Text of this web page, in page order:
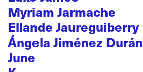
Myriam Jarmache
Ellande Jaureguiberry
Ángela Jiménez Durán
June